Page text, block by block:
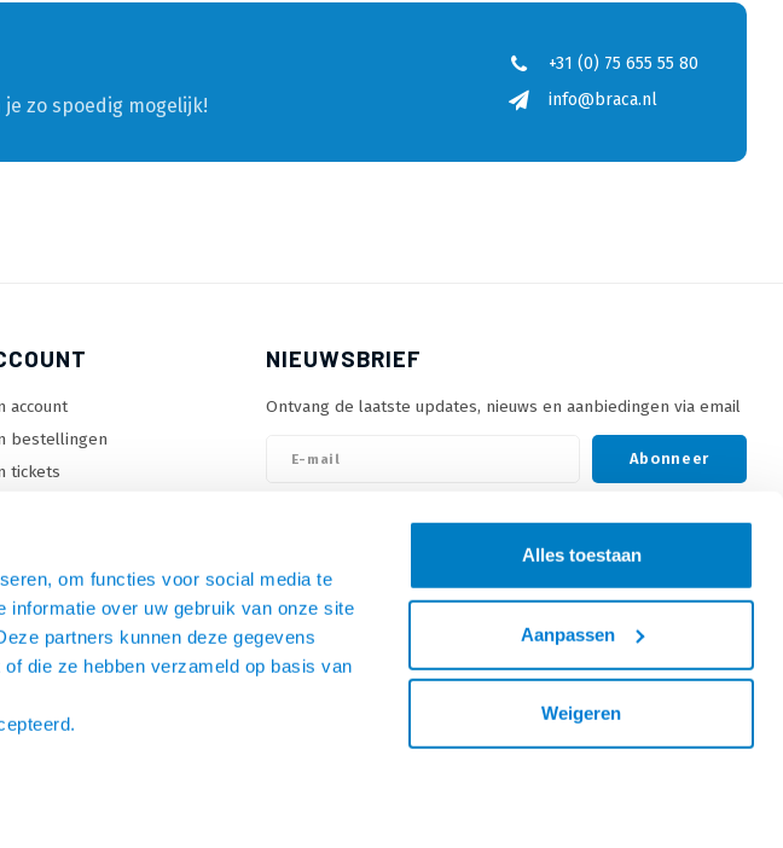
om functies voor social media te
informatie over uw gebruik van onze site
partners kunnen deze gegevens
die ze hebben verzameld op basis van
Alles toestaan
Aanpassen
Weigeren
zo spoedig mogelijk!
+31 (0) 75 655 55 80
info@braca.nl
account
bestellingen
tickets
NIEUWSBRIEF
Ontvang de laatste updates, nieuws en aanbiedingen via email
Abonneer